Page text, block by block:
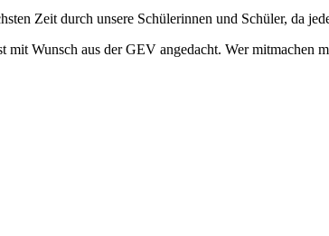
Zeit durch unsere Schülerinnen und Schüler, da
Wunsch aus der GEV angedacht. Wer mitmachen